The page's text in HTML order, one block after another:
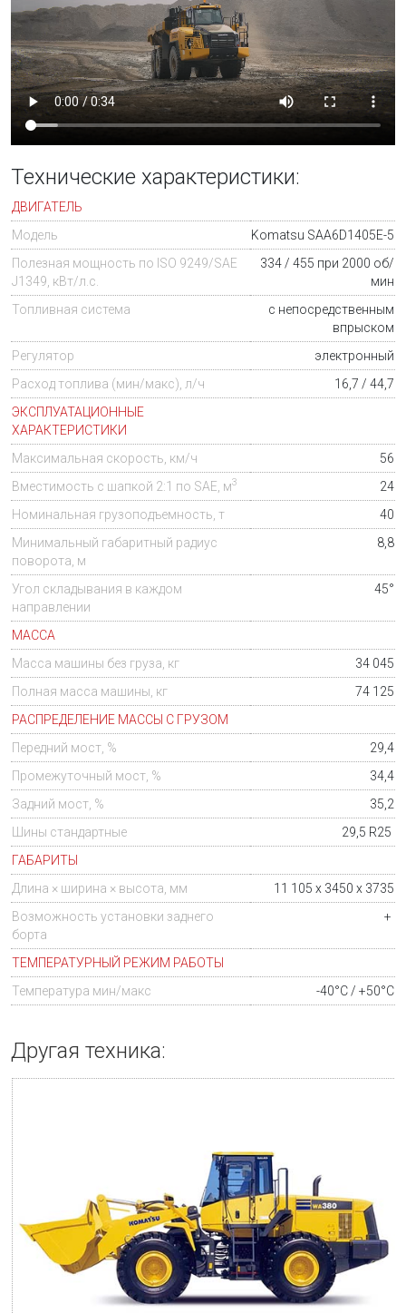
Технические характеристики:
ДВИГАТЕЛЬ
Модель
Komatsu SAA6D1405E-5
Полезная мощность по ISO 9249/SAE
J1349, кВт/л.с.
334 / 455 при 2000 об/
мин
Топливная система
с непосредственным
впрыском
Регулятор
электронный
Расход топлива (мин/макс), л/ч
16,7 / 44,7
ЭКСПЛУАТАЦИОННЫЕ
ХАРАКТЕРИСТИКИ
Максимальная скорость, км/ч
56
Вместимость с шапкой 2:1 по SAE, м3
24
Номинальная грузоподъемность, т
40
Минимальный габаритный радиус
поворота, м
8,8
Угол складывания в каждом
направлении
45°
МАССА
Масса машины без груза, кг
34 045
Полная масса машины, кг
74 125
РАСПРЕДЕЛЕНИЕ МАССЫ С ГРУЗОМ
Передний мост, %
29,4
Промежуточный мост, %
34,4
Задний мост, %
35,2
Шины стандартные
29,5 R25
ГАБАРИТЫ
Длина × ширина × высота, мм
11 105 x 3450 x 3735
Возможность установки заднего
борта
+
ТЕМПЕРАТУРНЫЙ РЕЖИМ РАБОТЫ
Температура мин/макс
-40°C / +50°C
Другая техника: